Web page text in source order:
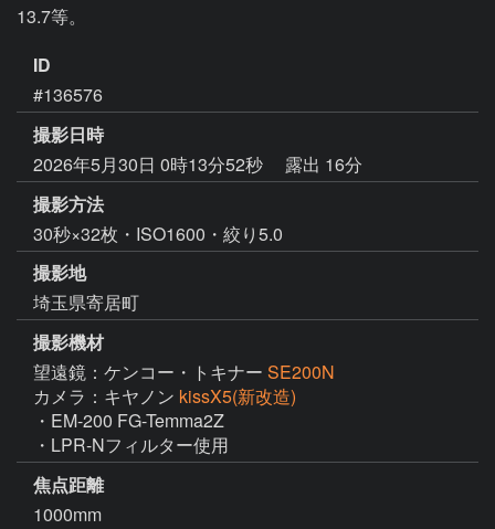
13.7等。
ID
#136576
撮影日時
2026年5月30日 0時13分52秒
露出 16分
撮影方法
30秒×32枚・ISO1600・絞り5.0
撮影地
埼玉県寄居町
撮影機材
望遠鏡：ケンコー・トキナー SE200N
カメラ：キヤノン kissX5(新改造)
・EM-200 FG-Temma2Z
・LPR-Nフィルター使用
焦点距離
1000mm